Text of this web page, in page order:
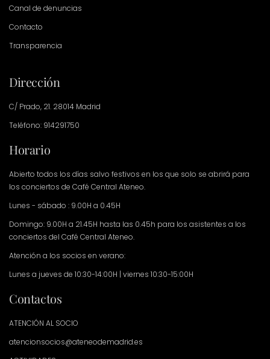
Canal de denuncias
Contacto
Transparencia
Dirección
C/ Prado, 21. 28014 Madrid
Teléfono: 914291750
Horario
Abierto todos los días salvo festivos en los que solo se abrirá para
los conciertos de Café Central Ateneo.
Lunes - sábado : 9.00H a 0.45H
Domingo: 9.00H a 21.45H hasta las 0.45h para los asistentes a los
conciertos del Café Central Ateneo.
Atención a los socios en verano:
Lunes a jueves de 10:30-14:00H | viernes 10:30-15:00H
Contactos
ATENCIÓN AL SOCIO
atencionsocios@ateneodemadrid.es